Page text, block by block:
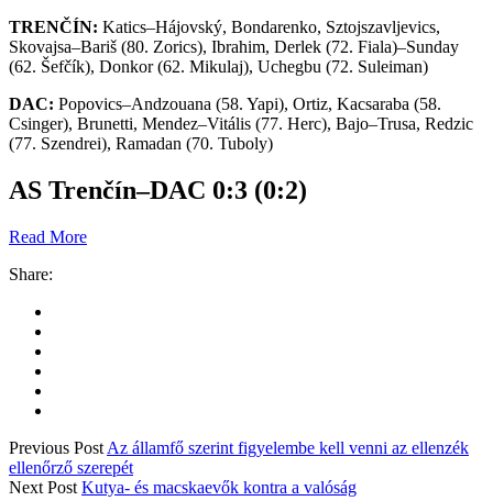
TRENČÍN: Katics–Hájovský, Bondarenko, Sztojszavljevics,
Skovajsa–Bariš (80. Zorics), Ibrahim, Derlek (72. Fiala)–Sunday
(62. Šefčík), Donkor (62. Mikulaj), Uchegbu (72. Suleiman)
DAC: Popovics–Andzouana (58. Yapi), Ortiz, Kacsaraba (58.
Csinger), Brunetti, Mendez–Vitális (77. Herc), Bajo–Trusa, Redzic
(77. Szendrei), Ramadan (70. Tuboly)
AS Trenčín–DAC 0:3 (0:2)
Read More
Andzouana ismét duplázott, a
DAC osztálykülönbséggel győzött
Kassán (FOTÓK)
Egy görcs és Redzic Damir
szállította a DAC győzelmét